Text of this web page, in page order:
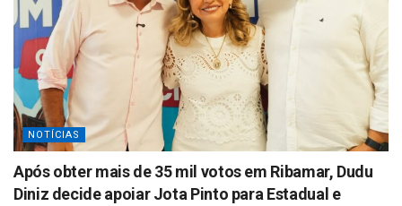
NOTÍCIAS
Após obter mais de 35 mil votos em Ribamar, Dudu
Diniz decide apoiar Jota Pinto para Estadual e